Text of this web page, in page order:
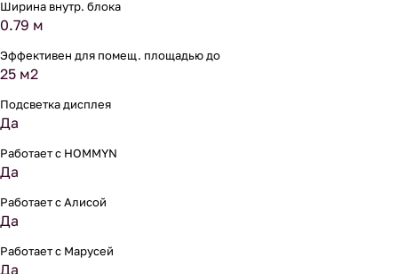
Ширина внутр. блока
0.79 м
Эффективен для помещ. площадью до
25 м2
Подсветка дисплея
Да
Работает с HOMMYN
Да
Работает с Алисой
Да
Работает с Марусей
Да